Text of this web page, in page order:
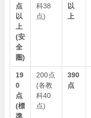
点
以
上
(安
全
圏)
科38
点)
以
上
19
0
点
(標
準
200点
(各教
科40
点)
390
点